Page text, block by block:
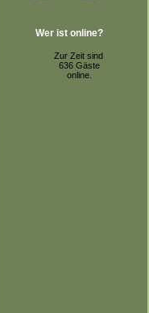
Wer ist online?
Zur Zeit sind
636 Gäste
online.